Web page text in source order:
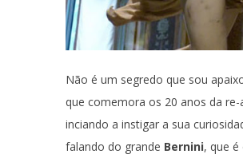
Não é um segredo que sou
que comemora os 20 anos da re-
inciando a instigar a sua
falando do grande Bernini, que